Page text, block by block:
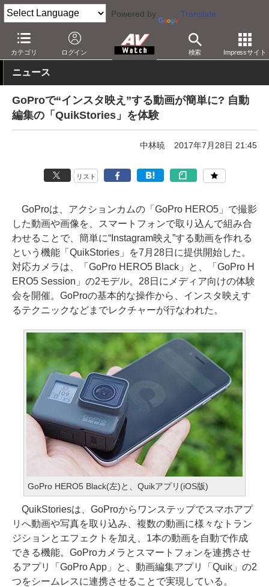
Powered by Translate
カテゴリ ログイン 検索 Impressサイト
AV Watch 製品 アクションカム GoPro
ニュース
GoProで“インスタ映え”する動画が簡単に? 自動
編集の「QuikStories」を体験
中林暁 2017年7月28日 21:45
リスト
GoProは、アクションカムの「GoPro HERO5」で撮影
した動画や画像を、スマートフォンで取り込んで組み合
わせることで、簡単に“Instagram映え”する動画を作れる
という機能「QuikStories」を7月28日に提供開始した。
対応カメラは、「GoPro HERO5 Black」と、「GoPro H
ERO5 Session」の2モデル。28日にメディア向けの体験
会を開催。GoProの基本的な操作から、インスタ映えす
るテクニックなどまでレクチャーが行なわれた。
GoPro HERO5 Black(左)と、Quikアプリ(iOS版)
QuikStoriesは、GoProからワンステップでスマホアプ
リへ動画や写真を取り込み、複数の動画に様々なトラン
ジションとエフェクトを加え、1本の動画を自動で作成
できる機能。GoProカメラとスマートフォンを連携させ
るアプリ「GoPro App」と、動画編集アプリ「Quik」の2
つをシームレスに連携させることで実現している。